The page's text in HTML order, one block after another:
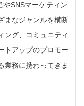
やSNSマーケティン
まなジャンルを横断
ング、コミュニティ
トアップのプロモー
業務に携わってきま